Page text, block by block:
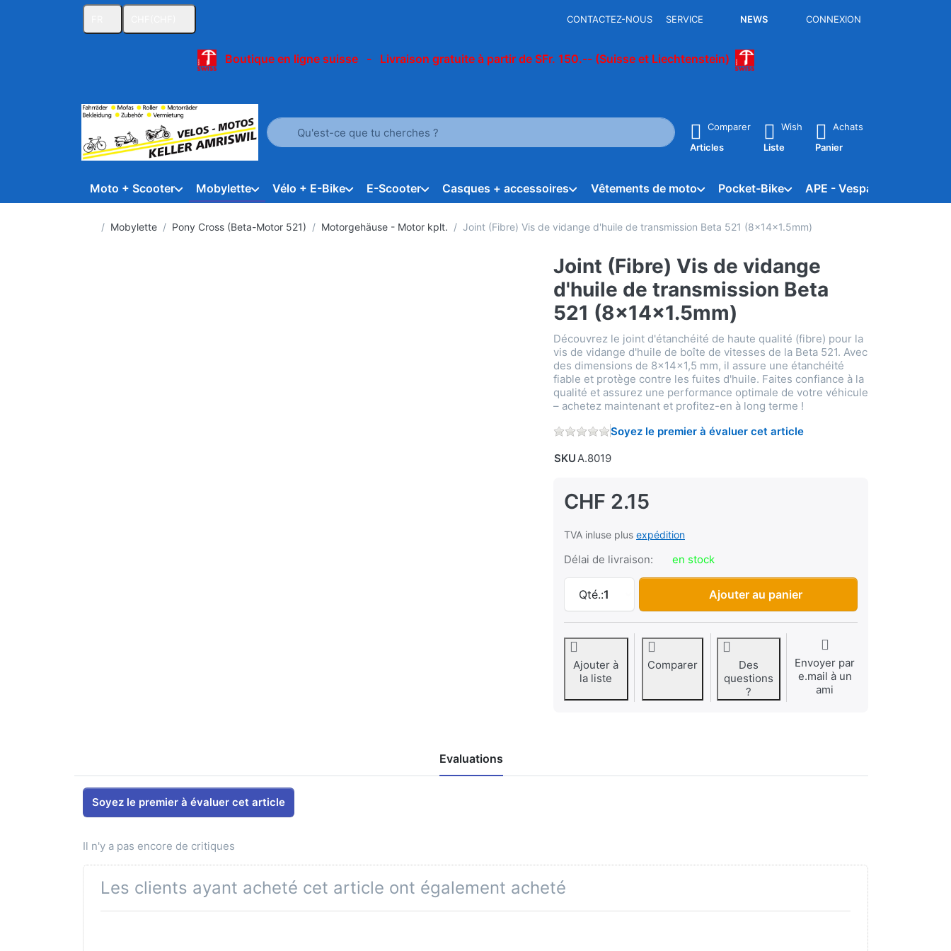
CONTACTEZ-NOUS SERVICE NEWS CONNEXION
Boutique en ligne suisse - Livraison gratuite à partir de SFr. 150.-- (Suisse et Liechtenstein)
Saisissez un terme de recherche. Pendant que vous tapez, les premiers résultats apparaissent automatiquement. Appuie sur la touche
Comparer
Articles
Wish
Liste
Achats
Panier
Moto + Scooter Mobylette Vélo + E-Bike E-Scooter Casques + accessoires Vêtements de moto Pocket-Bike APE - Vespacar
Accueil
Mobylette Pony Cross (Beta-Motor 521) Motorgehäuse - Motor kplt. Joint (Fibre) Vis de vidange d'huile de transmission Beta 521 (8x14x1.5mm)
Joint (Fibre) Vis de vidange
d'huile de transmission Beta
521 (8x14x1.5mm)
Découvrez le joint d'étanchéité de haute qualité (fibre) pour la
vis de vidange d'huile de boîte de vitesses de la Beta 521. Avec
des dimensions de 8x14x1,5 mm, il assure une étanchéité
fiable et protège contre les fuites d'huile. Faites confiance à la
qualité et assurez une performance optimale de votre véhicule
– achetez maintenant et profitez-en à long terme !
Soyez le premier à évaluer cet article
SKUA.8019
CHF 2.15
TVA inluse plus expédition
Délai de livraison: en stock
Qté.:1
Joint (Fibre) Vis de vidange d'huile de transmission Beta 521
Ajouter au panier
Ajouter à
la liste
Comparer
Des
questions
?
Envoyer par
e.mail à un
ami
Evaluations
Soyez le premier à évaluer cet article
Il n'y a pas encore de critiques
Les clients ayant acheté cet article ont également acheté